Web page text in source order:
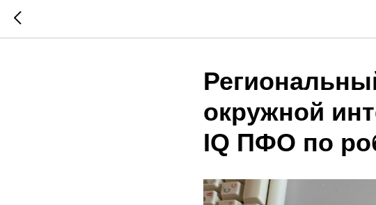
окружной
IQ ПФО по